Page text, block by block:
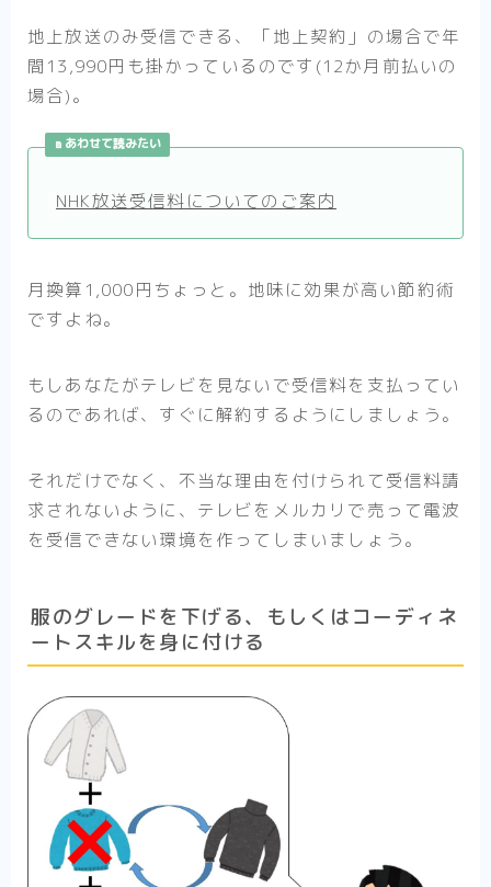
地上放送のみ受信できる、「地上契約」の場合で年
間13,990円も掛かっているのです(12か月前払いの
場合)。
あわせて読みたい
NHK放送受信料についてのご案内
月換算1,000円ちょっと。地味に効果が高い節約術
ですよね。
もしあなたがテレビを見ないで受信料を支払ってい
るのであれば、すぐに解約するようにしましょう。
それだけでなく、不当な理由を付けられて受信料請
求されないように、テレビをメルカリで売って電波
を受信できない環境を作ってしまいましょう。
服のグレードを下げる、もしくはコーディネ
ートスキルを身に付ける